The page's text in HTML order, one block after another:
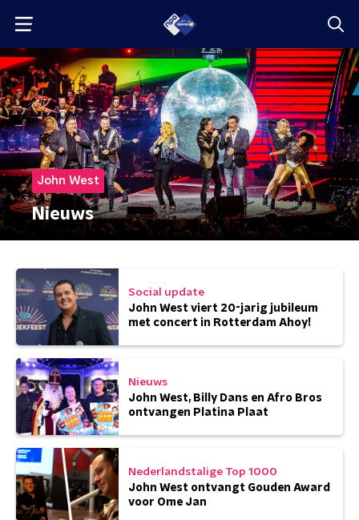
John West
Nieuws
Social update
John West viert 20-jarig jubileum
met concert in Rotterdam Ahoy!
Nieuws
John West, Billy Dans en Afro Bros
ontvangen Platina Plaat
Nederlandstalige Top 1000
John West ontvangt Gouden Award
voor Ome Jan